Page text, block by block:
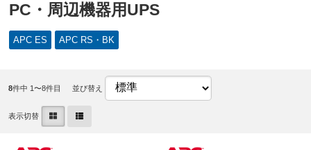
PC・周辺機器用UPS
APC ES APC RS・BK
8件中 1〜8件目 並び替え
表示切替